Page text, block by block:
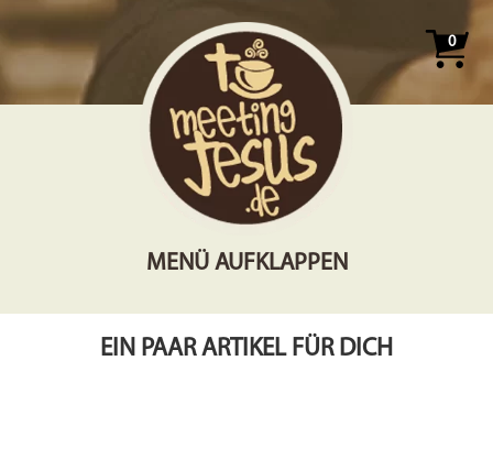
0
MENÜ AUFKLAPPEN
EIN PAAR ARTIKEL FÜR DICH